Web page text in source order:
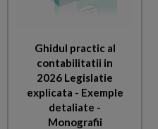
Ghidul practic al
contabilitatii in
2026 Legislatie
explicata - Exemple
detaliate -
Monografii